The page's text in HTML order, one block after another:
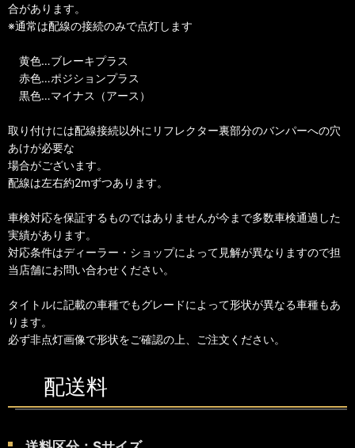
合があります。
※通常は配線の接続のみで点灯します
黄色…ブレーキプラス
赤色…ポジションプラス
黒色…マイナス（アース）
取り付けには配線接続以外にリフレクター裏部分のバンパーへの穴
あけが必要な
場合がございます。
配線は左右約2mずつあります。
車検対応を保証するものではありませんが今まで多数車検通過した
実績があります。
対応条件はディーラー・ショップによって見解が異なりますので担
当店舗にお問い合わせください。
タイトルに記載の車種でもグレードによって形状が異なる車種もあ
ります。
必ず非点灯画像で形状をご確認の上、ご注文ください。
配送料